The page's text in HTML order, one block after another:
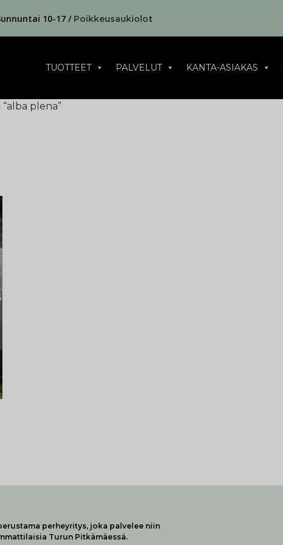
10-17 / Poikkeusaukiolot
TUOTTEET PALVELUT KANTA-ASIAKAS
plena”
perheyritys, joka palvelee niin
Turun Pitkämäessä.